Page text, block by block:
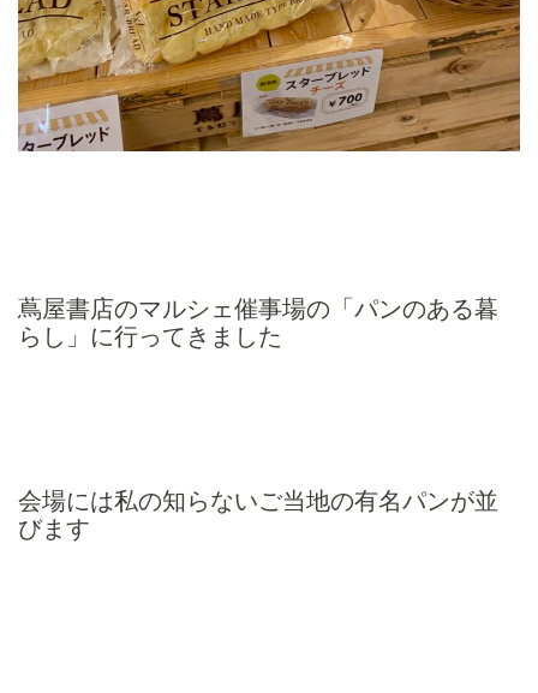
蔦屋書店のマルシェ催事場の「パンのある暮
らし」に行ってきました
会場には私の知らないご当地の有名パンが並
びます